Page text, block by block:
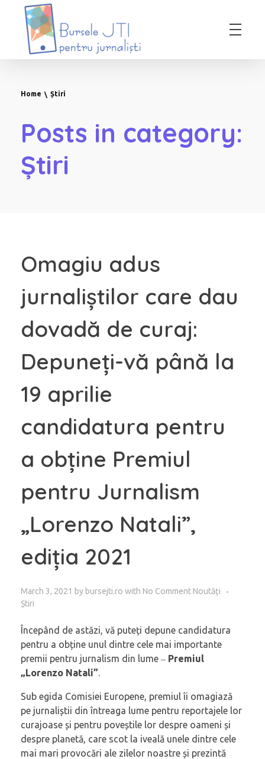
Bursele JTI pentru Jurnalisti
Home Știri
Posts in category:
Știri
Omagiu adus
jurnaliștilor care dau
dovadă de curaj:
Depuneți-vă până la
19 aprilie
candidatura pentru
a obține Premiul
pentru Jurnalism
„Lorenzo Natali”,
ediția 2021
March 3, 2021 by bursejti.ro with No Comment Noutăți
Știri
Începând de astăzi, vă puteți depune candidatura
pentru a obține unul dintre cele mai importante
premii pentru jurnalism din lume ‒ Premiul
„Lorenzo Natali”.
Sub egida Comisiei Europene, premiul îi omagiază
pe jurnaliștii din întreaga lume pentru reportajele lor
curajoase și pentru poveștile lor despre oameni și
despre planetă, care scot la iveală unele dintre cele
mai mari provocări ale zilelor noastre și prezintă